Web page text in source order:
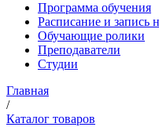
Программа обучения
Расписание и запись
Обучающие ролики
Преподаватели
Студии
Главная
/
Каталог товаров